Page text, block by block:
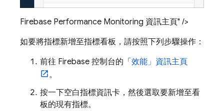
Firebase Performance Monitoring 資訊主頁" />
如要將指標新增至指標看板，請按照下列步驟操作：
前往 Firebase 控制台的「 效能」 資訊主頁
。
按一下空白指標資訊卡，然後選取要新增至看
板的現有指標。